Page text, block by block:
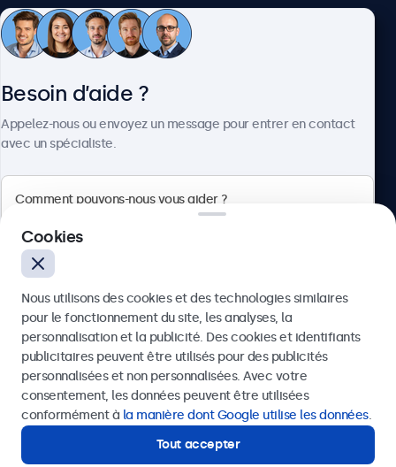
Service client
4.8/5 noté par 5000+ entreprises
Français
Besoin d’aide ?
Appelez-nous ou envoyez un message pour entrer en contact
avec un spécialiste.
Envoyer
Ou appelez-nous au01 79 97 48 02
Contactez nos spécialistes.
Cookies
Nous utilisons des cookies et des technologies similaires
pour le fonctionnement du site, les analyses, la
personnalisation et la publicité. Des cookies et identifiants
publicitaires peuvent être utilisés pour des publicités
personnalisées et non personnalisées. Avec votre
consentement, les données peuvent être utilisées
conformément à la manière dont Google utilise les données.
Tout accepter